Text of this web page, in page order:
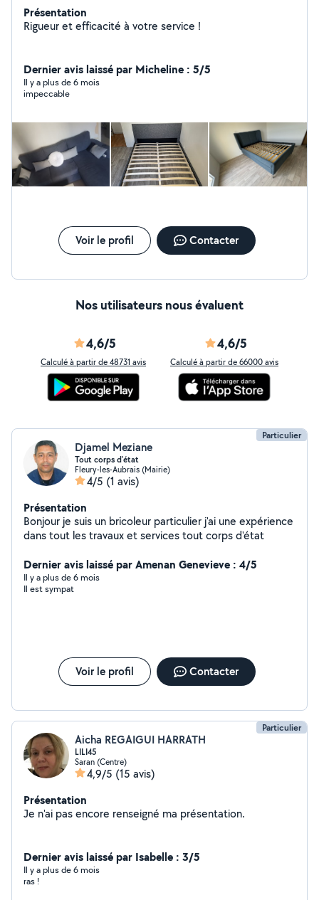
Présentation
Rigueur et efficacité à votre service !
Dernier avis laissé par Micheline : 5/5
Il y a plus de 6 mois
impeccable
Voir le profil Contacter
Nos utilisateurs nous évaluent
4,6/5
Calculé à partir de 48731 avis
4,6/5
Calculé à partir de 66000 avis
Particulier
Djamel Meziane
Tout corps d'état
Fleury-les-Aubrais (Mairie)
4/5 (1 avis)
Présentation
Bonjour je suis un bricoleur particulier j'ai une expérience
dans tout les travaux et services tout corps d'état
Dernier avis laissé par Amenan Genevieve : 4/5
Il y a plus de 6 mois
Il est sympat
Voir le profil Contacter
Particulier
Aicha REGAIGUI HARRATH
LILI45
Saran (Centre)
4,9/5 (15 avis)
Présentation
Je n'ai pas encore renseigné ma présentation.
Dernier avis laissé par Isabelle : 3/5
Il y a plus de 6 mois
ras !